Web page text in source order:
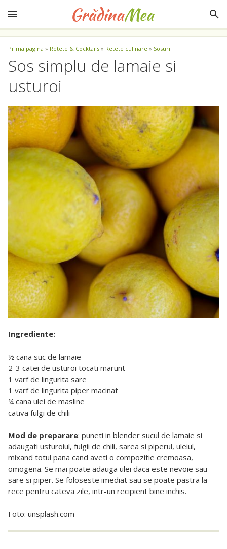
Prima pagina » Retete & Cocktails » Retete culinare » Sosuri
Sos simplu de lamaie si
usturoi
Ingrediente:
½ cana suc de lamaie
2-3 catei de usturoi tocati marunt
1 varf de lingurita sare
1 varf de lingurita piper macinat
¼ cana ulei de masline
cativa fulgi de chili
Mod de preparare: puneti in blender sucul de lamaie si
adaugati usturoiul, fulgii de chili, sarea si piperul, uleiul,
mixand totul pana cand aveti o compozitie cremoasa,
omogena. Se mai poate adauga ulei daca este nevoie sau
sare si piper. Se foloseste imediat sau se poate pastra la
rece pentru cateva zile, intr-un recipient bine inchis.
Foto: unsplash.com